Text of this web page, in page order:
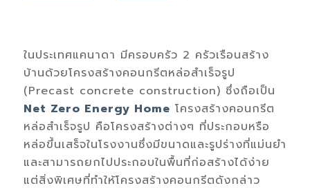
ในประเทศแคนาดา มีครอบครัว 2 ครัวเรือนสร้าง
บ้านด้วยโครงสร้างคอนกรีตหล่อสำเร็จรูป
(Precast concrete construction) ซึ่งถือเป็น
Net Zero Energy Home โครงสร้างคอนกรีต
หล่อสำเร็จรูป คือโครงสร้างต่างๆ ที่ประกอบหรือ
หล่อขึ้นเสร็จในโรงงานซึ่งมีขนาดและรูปร่างที่แม่นยำ
และสามารถยกไปประกอบในพื้นที่ก่อสร้างได้ง่าย
แต่สิ่งพิเศษที่ทำให้โครงสร้างคอนกรีตดังกล่าว